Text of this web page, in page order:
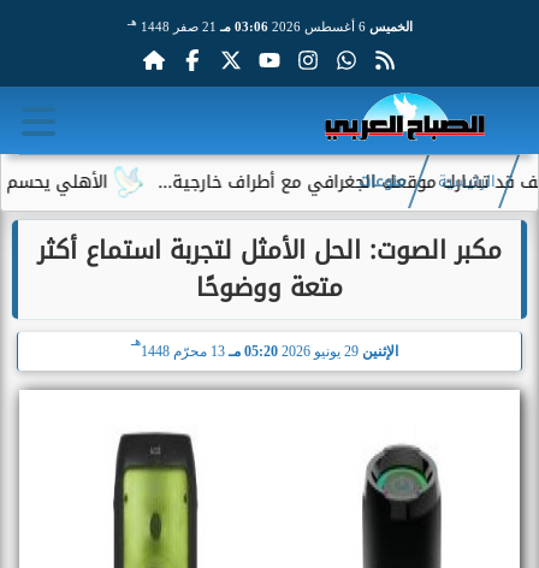
الخميس 6 أغسطس 2026 03:06 مـ 21 صفر 1448 هـ
الأهلي يحسم الجدل موقعك الجغرافي مع أطراف خارجية...
الرئيسية منوعات
مكبر الصوت: الحل الأمثل لتجربة استماع أكثر
متعة ووضوحًا
الإثنين 05:20 مـ 13 محرّم 1448
هـ